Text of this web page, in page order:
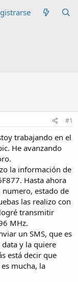
#1
trabajando en el
He avanzando
la información de
Hasta ahora
estado de
las realizo con
transmitir
MHz.
un SMS, que es
y la quiere
está decir que
mucha, la